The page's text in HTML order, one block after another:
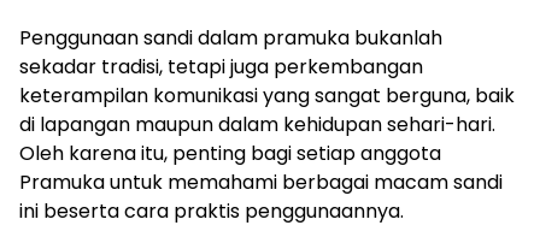
Penggunaan sandi dalam pramuka bukanlah
sekadar tradisi, tetapi juga perkembangan
keterampilan komunikasi yang sangat berguna, baik
di lapangan maupun dalam kehidupan sehari-hari.
Oleh karena itu, penting bagi setiap anggota
Pramuka untuk memahami berbagai macam sandi
ini beserta cara praktis penggunaannya.